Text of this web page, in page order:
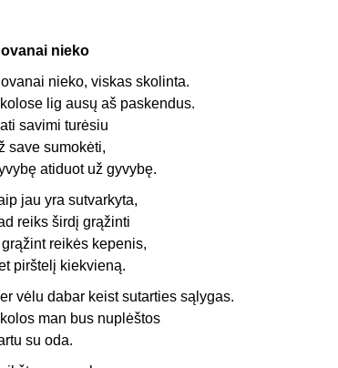
nieko
nieko, viskas skolinta.
lig ausų aš paskendus.
savimi turėsiu
save sumokėti,
atiduot už gyvybę.
jau yra sutvarkyta,
reiks širdį grąžinti
grąžint reikės kepenis,
pirštelį kiekvieną.
vėlu dabar keist sutarties sąlygas.
man bus nuplėštos
su oda.